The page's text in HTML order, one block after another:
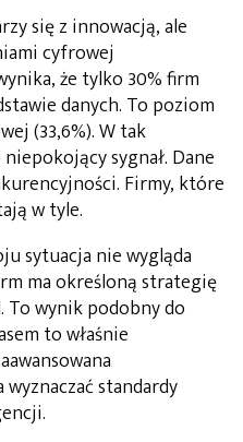
się z innowacją, ale
cyfrowej
że tylko 30% firm
danych. To poziom
(33,6%). W tak
sygnał. Dane
Firmy, które
w tyle.
sytuacja nie wygląda
ma określoną strategię
To wynik podobny do
to właśnie
standardy